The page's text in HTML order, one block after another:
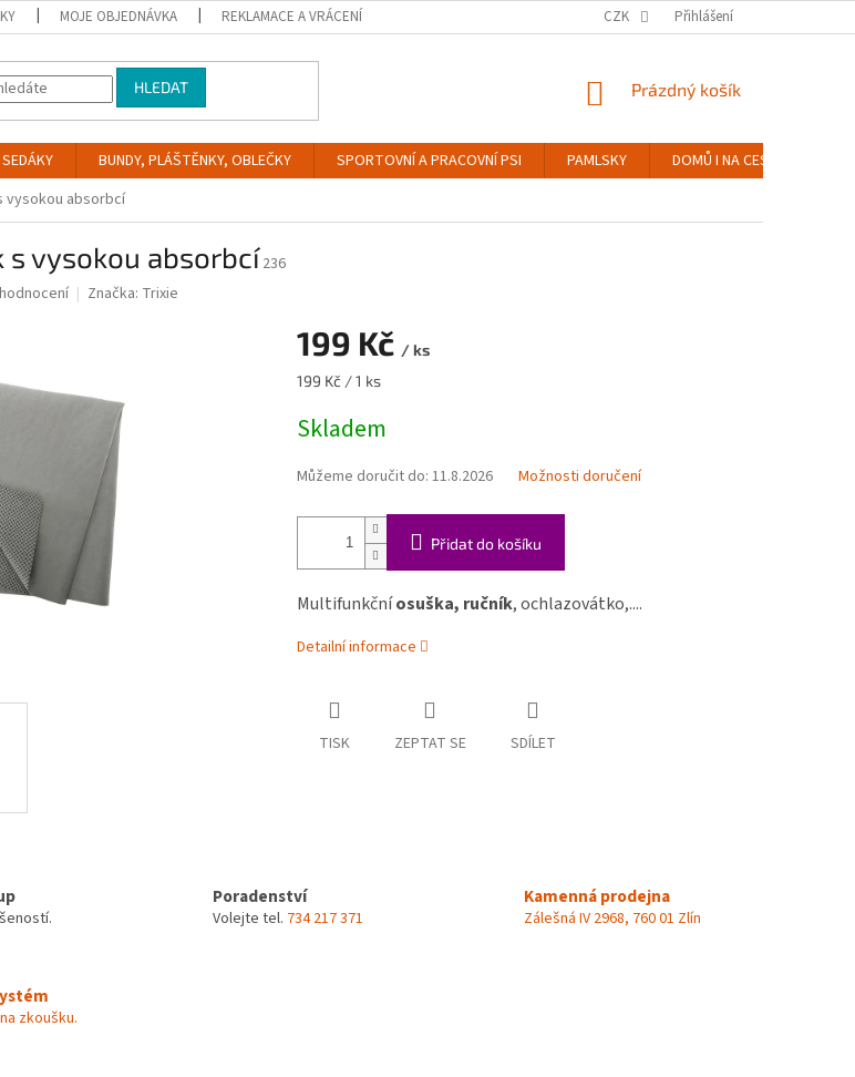
MOJE OBJEDNÁVKA REKLAMACE A VRÁCENÍ ZBOŽÍ PODMÍNKY OCHRANY OSOBNÍCH ÚDAJŮ
CZK Přihlášení
HLEDAT
NÁKUPNÍ
Prázdný košík
SEDÁKY BUNDY, PLÁŠTĚNKY, OBLEČKY SPORTOVNÍ A PRACOVNÍ PSI PAMLSKY DOMŮ I NA CESTY
vysokou absorbcí
s vysokou absorbcí 236
Značka: Trixie
199 Kč / ks
Měrná
199 Kč / 1 ks
Skladem
Můžeme doručit do: 11.8.2026 Možnosti doručení
Přidat do košíku
Multifunkčníosuška, ručník, ochlazovátko,....
Detailní informace
TISK ZEPTAT SE SDÍLET
Poradenství
Volejte tel. 734 217 371
Kamenná prodejna
Zálešná IV 2968, 760 01 Zlín
zkoušku.